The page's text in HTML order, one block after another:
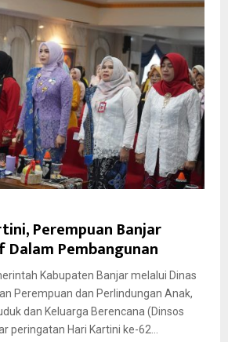
Perempuan Banjar
Pembangunan
Kabupaten Banjar melalui Dinas
Perempuan dan Perlindungan Anak,
dan Keluarga Berencana (Dinsos
peringatan Hari Kartini ke-62...